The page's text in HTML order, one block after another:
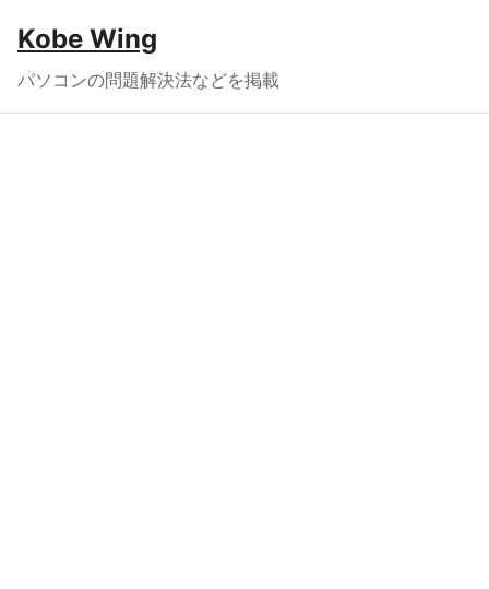
Kobe Wing
パソコンの問題解決法などを掲載